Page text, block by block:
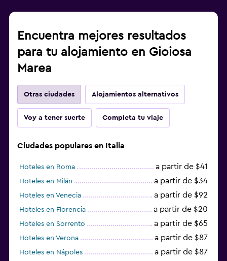
Encuentra mejores resultados
para tu alojamiento en Gioiosa
Marea
Otras ciudades Alojamientos alternativos
Voy a tener suerte Completa tu viaje
Ciudades populares en Italia
Hoteles en Roma a partir de $41
Hoteles en Milán a partir de $34
Hoteles en Venecia a partir de $92
Hoteles en Florencia a partir de $20
Hoteles en Sorrento a partir de $65
Hoteles en Verona a partir de $87
Hoteles en Nápoles a partir de $87